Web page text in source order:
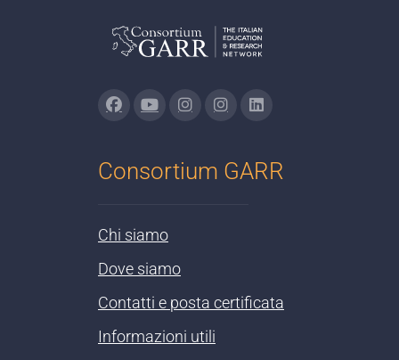
Consortium GARR
Chi siamo
Dove siamo
Contatti e posta certificata
Informazioni utili